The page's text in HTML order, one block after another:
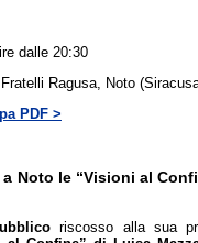
dalle 20:30
Ragusa, Noto
PDF >
Noto le “Visioni al
riscosso alla sua